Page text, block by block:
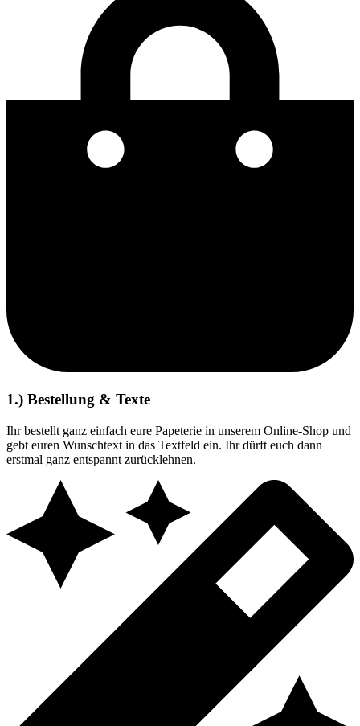
1.) Bestellung & Texte
Ihr bestellt ganz einfach eure Papeterie in unserem Online-Shop und
gebt euren Wunschtext in das Textfeld ein. Ihr dürft euch dann
erstmal ganz entspannt zurücklehnen.